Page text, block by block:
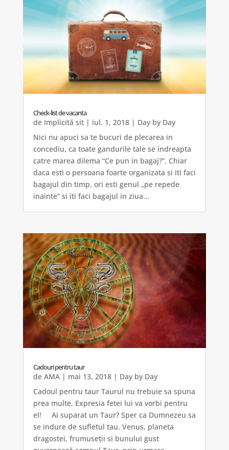
Check-list de vacanta
de Implicită sit| iul. 1, 2018| Day by Day
Nici nu apuci sa te bucuri de plecarea in
concediu, ca toate gandurile tale se indreapta
catre marea dilema “Ce pun in bagaj?”. Chiar
daca esti o persoana foarte organizata si iti faci
bagajul din timp, ori esti genul „pe repede
inainte” si iti faci bagajul in ziua...
Cadouri pentru taur
de AMA| mai 13, 2018| Day by Day
Cadoul pentru taur Taurul nu trebuie sa spuna
prea multe. Expresia fetei lui va vorbi pentru
el! Ai suparat un Taur? Sper ca Dumnezeu sa
se indure de sufletul tau. Venus, planeta
dragostei, frumuseții si bunului gust